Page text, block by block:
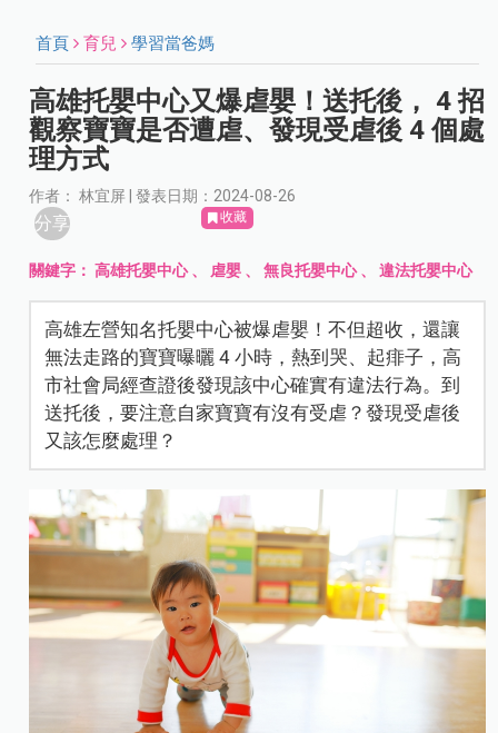
首頁 育兒 學習當爸媽
高雄托嬰中心又爆虐嬰！送托後， 4 招
觀察寶寶是否遭虐、發現受虐後 4 個處
理方式
作者： 林宜屏 | 發表日期：2024-08-26
分享 收藏
關鍵字：高雄托嬰中心、 虐嬰 、無良托嬰中心、違法托嬰中心
高雄左營知名托嬰中心被爆虐嬰！不但超收，還讓
無法走路的寶寶曝曬 4 小時，熱到哭、起痱子，高
市社會局經查證後發現該中心確實有違法行為。到
送托後，要注意自家寶寶有沒有受虐？發現受虐後
又該怎麼處理？